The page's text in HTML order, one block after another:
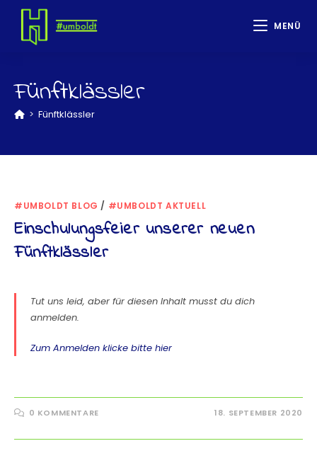
MENÜ
Fünftklässler
> Fünftklässler
#UMBOLDT BLOG / #UMBOLDT AKTUELL
Einschulungsfeier unserer neuen
Fünftklässler
Tut uns leid, aber für diesen Inhalt musst du dich
anmelden.
Zum Anmelden klicke bitte hier
0 KOMMENTARE 18. SEPTEMBER 2020